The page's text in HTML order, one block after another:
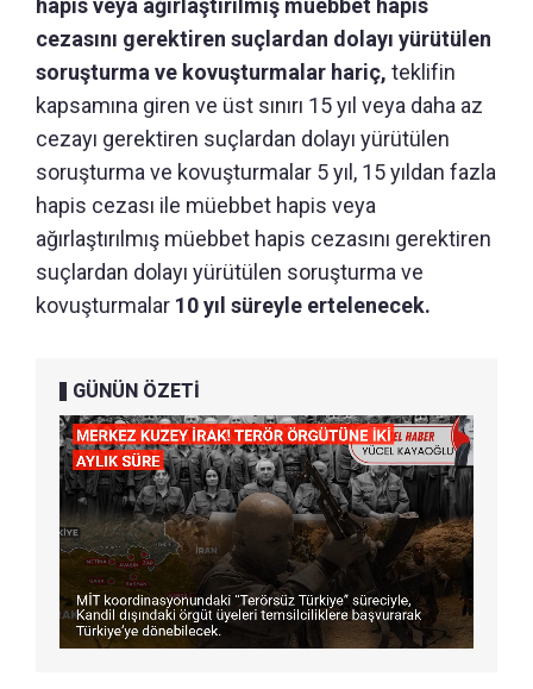
hapis veya ağırlaştırılmış müebbet hapis
cezasını gerektiren suçlardan dolayı yürütülen
soruşturma ve kovuşturmalar hariç, teklifin
kapsamına giren ve üst sınırı 15 yıl veya daha az
cezayı gerektiren suçlardan dolayı yürütülen
soruşturma ve kovuşturmalar 5 yıl, 15 yıldan fazla
hapis cezası ile müebbet hapis veya
ağırlaştırılmış müebbet hapis cezasını gerektiren
suçlardan dolayı yürütülen soruşturma ve
kovuşturmalar 10 yıl süreyle ertelenecek.
GÜNÜN ÖZETİ